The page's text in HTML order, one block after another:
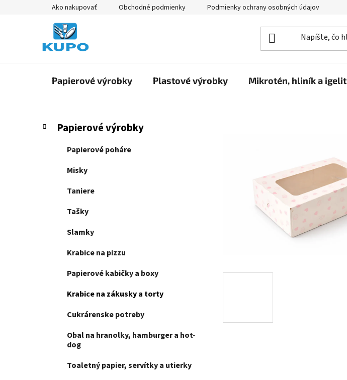
Ako nakupovať Obchodné podmienky Podmienky ochrany osobných údajov
Papierové výrobky Plastové výrobky Mikrotén, hliník a igelit
B
Preskočiť
kategórie
K
a
Papierové výrobky
Papierové poháre
Misky
Taniere
Tašky
Slamky
Krabice na pizzu
Papierové kabičky a boxy
Krabice na zákusky a torty
Cukrárenske potreby
Obal na hranolky, hamburger a hot-
dog
Toaletný papier, servítky a utierky